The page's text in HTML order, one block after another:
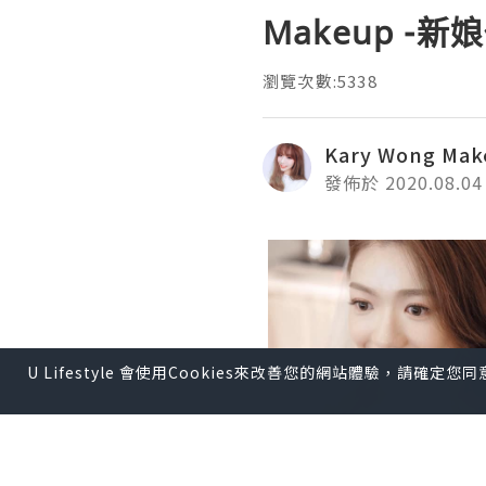
Makeup -新
瀏覽次數:5338
Kary Wong
發佈於 2020.08.04
U Lifestyle 會使用Cookies來改善您的網站體驗，請確定您同